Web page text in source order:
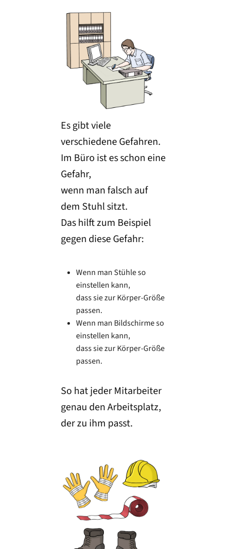
Es gibt viele
verschiedene Gefahren.
Im Büro ist es schon eine
Gefahr,
wenn man falsch auf
dem Stuhl sitzt.
Das hilft zum Beispiel
gegen diese Gefahr:
Wenn man Stühle so
einstellen kann,
dass sie zur Körper-Größe
passen.
Wenn man Bildschirme so
einstellen kann,
dass sie zur Körper-Größe
passen.
So hat jeder Mitarbeiter
genau den Arbeitsplatz,
der zu ihm passt.